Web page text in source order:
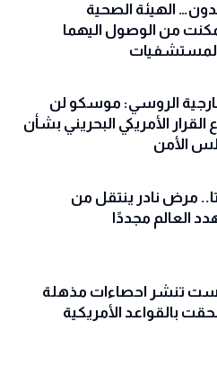
الهيئة الصحية
من الوصول اليهما
المستشفيات
الروسي: موسكو لن
الأمريكي البحريني بشأن
الأمن
مرض نادر ينتقل من
العالم مجددًا
تنشر احصاءات مذهلة
بالقواعد الأمريكية